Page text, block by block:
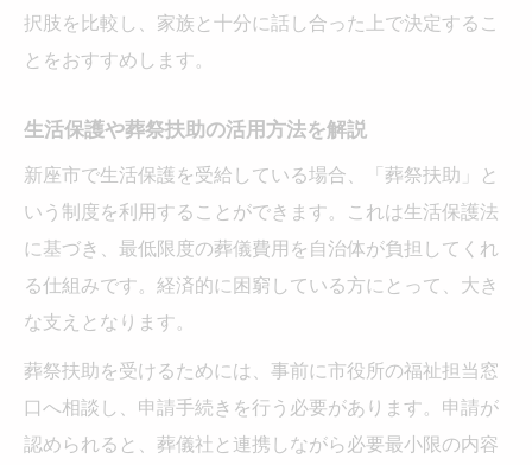
択肢を比較し、家族と十分に話し合った上で決定するこ
とをおすすめします。
生活保護や葬祭扶助の活用方法を解説
新座市で生活保護を受給している場合、「葬祭扶助」と
いう制度を利用することができます。これは生活保護法
に基づき、最低限度の葬儀費用を自治体が負担してくれ
る仕組みです。経済的に困窮している方にとって、大き
な支えとなります。
葬祭扶助を受けるためには、事前に市役所の福祉担当窓
口へ相談し、申請手続きを行う必要があります。申請が
認められると、葬儀社と連携しながら必要最小限の内容